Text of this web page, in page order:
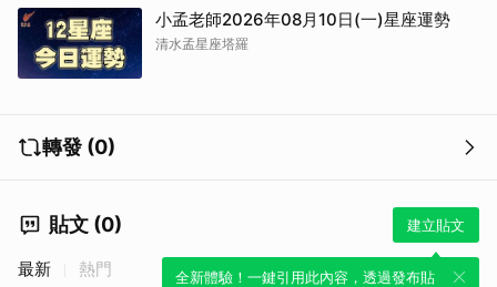
小孟老師2026年08月10日(一)星座運勢
清水孟星座塔羅
轉發 (0)
貼文 (0) 建立貼文
全新體驗！一鍵引用此內容，透過發布貼
最新 熱門